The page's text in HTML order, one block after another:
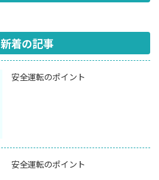
新着の記事
安全運転のポイント
安全運転のポイント